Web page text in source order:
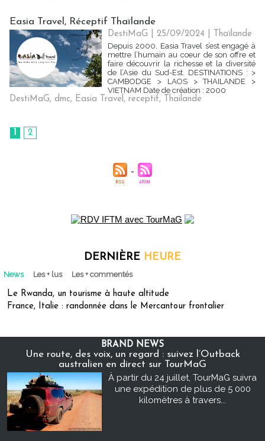
Easia Travel, Réceptif Thaïlande
DestiMaG | 25/09/2024
Thaïlande
Depuis 2000, Easia Travel s’est engagé à
mettre l’humain au coeur de son offre et
faire découvrir la richesse et la diversité
de l’Asie du Sud-Est. DESTINATIONS : >
CAMBODGE > LAOS > THAILANDE >
VIETNAM Date de création : 2000
DestiMaG, dmc, Easia Travel, receptif, Thailande
1 2
DERNIÈRE HEURE
News Les + lus Les + commentés
Le Rwanda, un tourisme à haute altitude
France, Italie : randonnée dans le Mercantour frontalier
BRAND NEWS
Une route, des voix, un regard : suivez l’Outback
australien en direct sur TourMaG
À partir du 24 juillet, TourMaG suivra
une expédition de plus de 5 000
kilomètres à travers...